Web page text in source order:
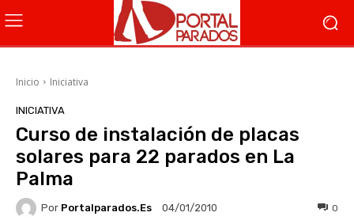
Inicio Iniciativa
INICIATIVA
Curso de instalación de placas
solares para 22 parados en La
Palma
Por Portalparados.es 04/01/2010 0